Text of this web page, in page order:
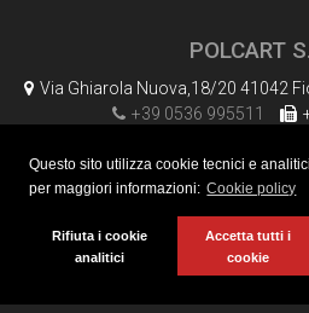
Questo sito utilizza cookie tecnici e analitici,
per maggiori informazioni: Cookie policy
Rifiuta i cookie
analitici
Accetta tutti i
cookie
POLCART
Via Ghiarola Nuova,18/20 41042
+39 0536 995511
Privacy policy-Cookie policy-Dati
Copyright © 2023 POLCART. All